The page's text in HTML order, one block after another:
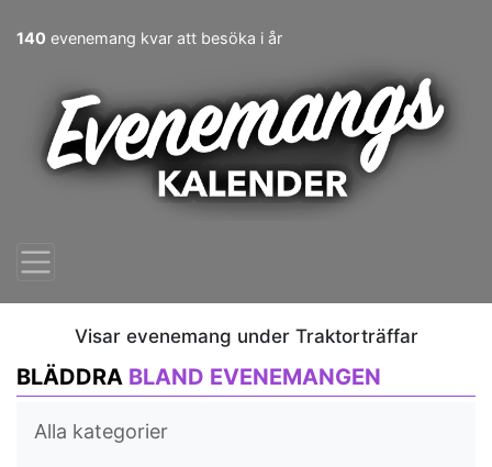
140 evenemang kvar att besöka i år
Visar evenemang under Traktorträffar
BLÄDDRA BLAND EVENEMANGEN
Alla kategorier